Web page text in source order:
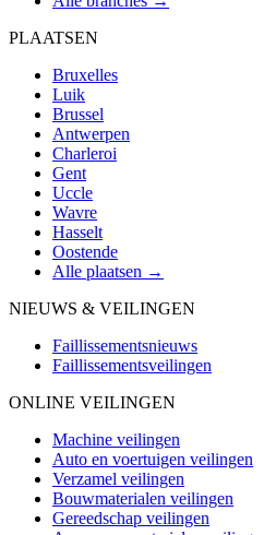
PLAATSEN
Bruxelles
Luik
Brussel
Antwerpen
Charleroi
Gent
Uccle
Wavre
Hasselt
Oostende
Alle plaatsen →
NIEUWS & VEILINGEN
Faillissementsnieuws
Faillissementsveilingen
ONLINE VEILINGEN
Machine veilingen
Auto en voertuigen veilingen
Verzamel veilingen
Bouwmaterialen veilingen
Gereedschap veilingen